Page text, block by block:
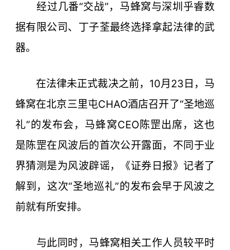
经过几番“交战”，马蜂窝与深圳乎睿数
据有限公司、丁子荃最终选择拿起法律的武
器。
在法律未正式裁决之前，10月23日，马
蜂窝在北京三里屯CHAO酒店召开了“圣地巡
礼”的发布会，马蜂窝CEO陈罡出席，这也
是陈罡在风波后的首次公开露面，不同于业
界猜测是为风波辟谣，《证券日报》记者了
解到，这次“圣地巡礼”的发布会早于风波之
前就有所安排。
与此同时，马蜂窝相关工作人员较平时